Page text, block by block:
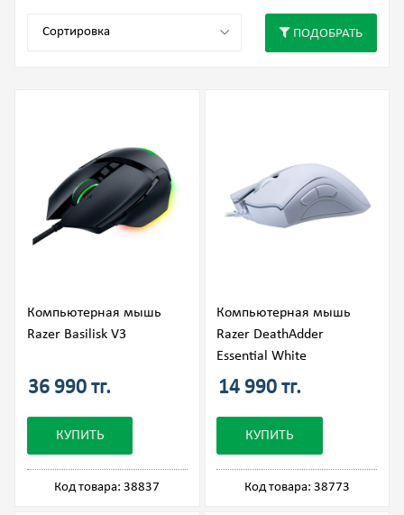
ПОДОБРАТЬ
Компьютерная мышь
Razer Basilisk V3
36 990 тг.
КУПИТЬ
Код товара: 38837
Компьютерная мышь
Razer DeathAdder
Essential White
14 990 тг.
КУПИТЬ
Код товара: 38773